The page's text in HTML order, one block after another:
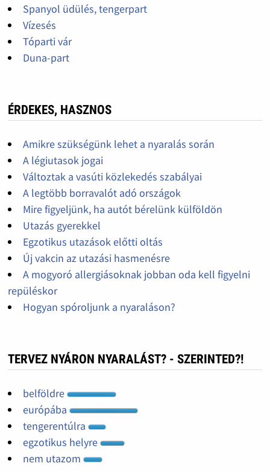
Spanyol üdülés, tengerpart
Vízesés
Tóparti vár
Duna-part
ÉRDEKES, HASZNOS
Amikre szükségünk lehet a nyaralás során
A légiutasok jogai
Változtak a vasúti közlekedés szabályai
A legtöbb borravalót adó országok
Mire figyeljünk, ha autót bérelünk külföldön
Utazás gyerekkel
Egzotikus utazások előtti oltás
Új vakcin az utazási hasmenésre
A mogyoró allergiásoknak jobban oda kell figyelni
repüléskor
Hogyan spóroljunk a nyaraláson?
TERVEZ NYÁRON NYARALÁST? - SZERINTED?!
belföldre
európába
tengerentúlra
egzotikus helyre
nem utazom